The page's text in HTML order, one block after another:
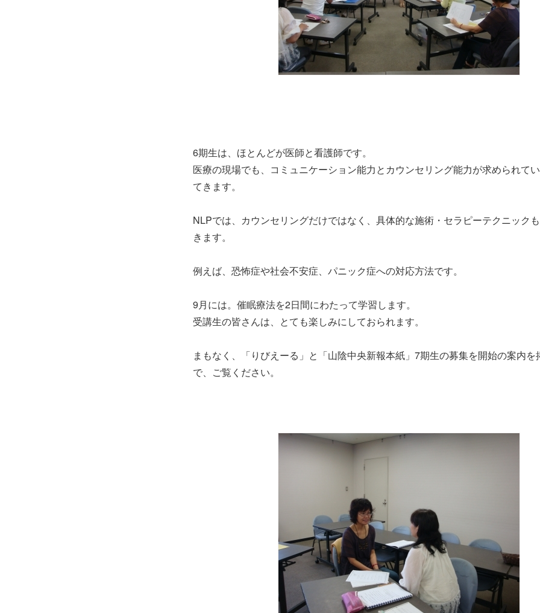
6期生は、ほとんどが医師と看護師です。
医療の現場でも、コミュニケーション能力とカウンセリング能力が求められて
てきます。
NLPでは、カウンセリングだけではなく、具体的な施術・セラピーテクニック
きます。
例えば、恐怖症や社会不安症、パニック症への対応方法です。
9月には。催眠療法を2日間にわたって学習します。
受講生の皆さんは、とても楽しみにしておられます。
まもなく、「りびえーる」と「山陰中央新報本紙」7期生の募集を開始の案内を
で、ご覧ください。